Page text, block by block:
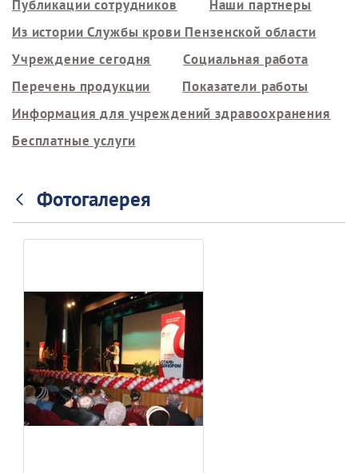
Публикации сотрудников
Наши партнеры
Из истории Службы крови Пензенской области
Учреждение сегодня
Социальная работа
Перечень продукции
Показатели работы
Информация для учреждений здравоохранения
Бесплатные услуги
Фотогалерея